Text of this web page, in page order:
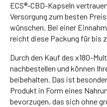
ECS®-CBD-Kapseln
Versorgung zum besten
wünschen. Bei einer
reicht diese Packung für bis
Durch den Kauf des x180-
nachbestellen und können
beibehalten. Das ist
Produkt in Form eines
bevorzugen, das sich ohne